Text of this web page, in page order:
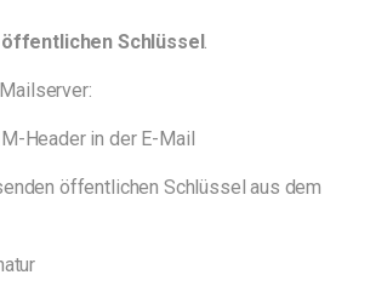
öffentlichen Schlüssel.
Header in der E-Mail
öffentlichen Schlüssel aus dem